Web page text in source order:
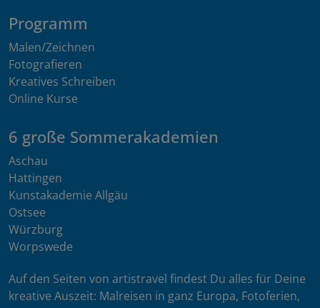
Programm
Malen/Zeichnen
Fotografieren
Kreatives Schreiben
Online Kurse
6 große Sommerakademien
Aschau
Hattingen
Kunstakademie Allgäu
Ostsee
Würzburg
Worpswede
Auf den Seiten von artistravel findest Du alles für Deine
kreative Auszeit: Malreisen in ganz Europa, Fotoferien,